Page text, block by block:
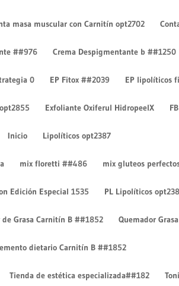
masa muscular con Carnitín opt2702
##976 Crema Despigmentante b ##1250
0 EP Fitox ##2039 EP lipolíticos
Exfoliante Oxiferul HidropeelX
Inicio Lipolíticos opt2387
mix floretti ##486 mix gluteos
Edición Especial 1535 PL Lipolíticos
de Grasa Carnitín B ##1852 Quemador
dietario Carnitín B ##1852
Tienda de estética especializada##182